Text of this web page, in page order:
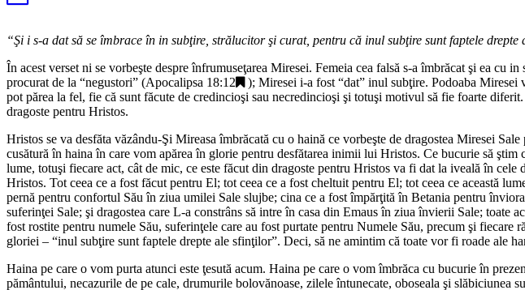
“Şi i s-a dat să se îmbrace în in subţire, strălucitor şi curat, pentru că inul subţire sunt faptele drepte
În acest verset ni se vorbeşte despre înfrumuseţarea Miresei. Femeia cea falsă s-a îmbrăcat şi ea cu in
procurat de la “negustori” (Apocalipsa 18:12 ); Miresei i-a fost “dat” inul subţire. Podoaba Miresei
pot părea la fel, fie că sunt făcute de credincioşi sau necredincioşi şi totuşi motivul să fie foarte
dragoste pentru Hristos.
Hristos se va desfăta văzându-Şi Mireasa îmbrăcată cu o haină ce vorbeşte de dragostea Miresei
cusătură în haina în care vom apărea în glorie pentru desfătarea inimii lui Hristos. Ce bucurie să
lume, totuşi fiecare act, cât de mic, ce este făcut din dragoste pentru Hristos va fi dat la iveală în
Hristos. Tot ceea ce a fost făcut pentru El; tot ceea ce a fost cheltuit pentru El; tot ceea ce această
pernă pentru confortul Său în ziua umilei Sale slujbe; cina ce a fost împărţită în Betania pentru
suferinţei Sale; şi dragostea care L-a constrâns să intre în casa din Emaus în ziua învierii Sale;
fost rostite pentru numele Său, suferinţele care au fost purtate pentru Numele Său, precum şi fiecare
gloriei – “inul subţire sunt faptele drepte ale sfinţilor”. Deci, să ne amintim că toate vor fi roade ale
Haina pe care o vom purta atunci este ţesută acum. Haina pe care o vom îmbrăca cu bucurie în
pământului, necazurile de pe cale, drumurile bolovănoase, zilele întunecate, oboseala şi